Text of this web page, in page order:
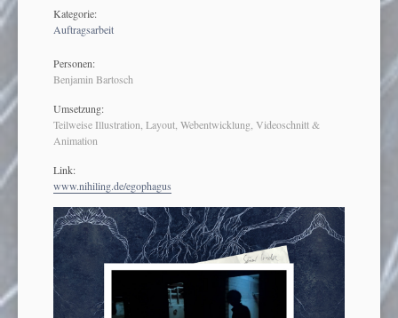
Kategorie:
Auftragsarbeit
Personen:
Benjamin Bartosch
Umsetzung:
Teilweise Illustration, Layout, Webentwicklung, Videoschnitt &
Animation
Link:
www.nihiling.de/egophagus